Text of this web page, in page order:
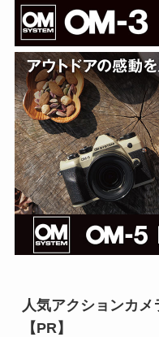
人気アクションカ
【PR】